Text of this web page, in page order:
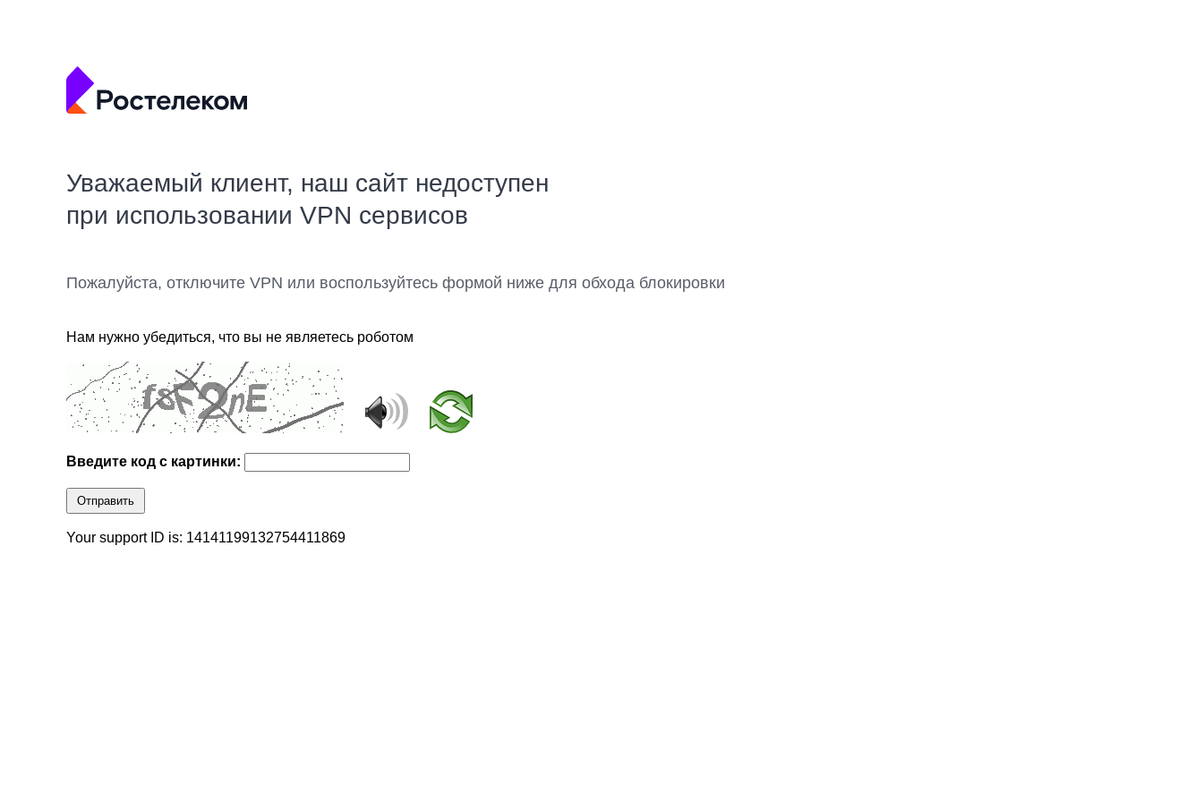
Уважаемый клиент, наш сайт недоступен
при использовании VPN сервисов
Пожалуйста, отключите VPN или воспользуйтесь формой ниже для обхода блокировки
Нам нужно убедиться, что вы не являетесь роботом
Введите код с картинки:
Отправить
Your support ID is: 14141199132754411869